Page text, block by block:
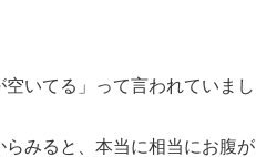
いてる」って言われていまし
みると、本当に相当にお腹